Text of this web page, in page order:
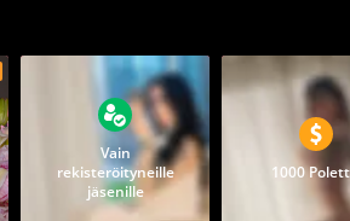
Vain
rekisteröityneille
jäsenille
1000